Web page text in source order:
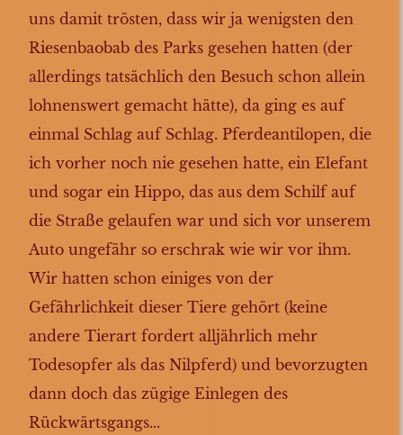
uns damit trösten, dass wir ja wenigsten den
Riesenbaobab des Parks gesehen hatten (der
allerdings tatsächlich den Besuch schon allein
lohnenswert gemacht hätte), da ging es auf
einmal Schlag auf Schlag. Pferdeantilopen, die
ich vorher noch nie gesehen hatte, ein Elefant
und sogar ein Hippo, das aus dem Schilf auf
die Straße gelaufen war und sich vor unserem
Auto ungefähr so erschrak wie wir vor ihm.
Wir hatten schon einiges von der
Gefährlichkeit dieser Tiere gehört (keine
andere Tierart fordert alljährlich mehr
Todesopfer als das Nilpferd) und bevorzugten
dann doch das zügige Einlegen des
Rückwärtsgangs...